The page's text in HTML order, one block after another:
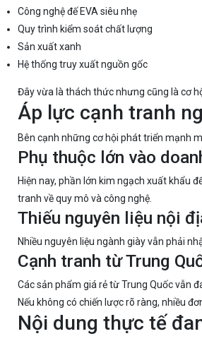
Công nghệ đế EVA siêu nhẹ
Quy trình kiểm soát chất lượng
Sản xuất xanh
Hệ thống truy xuất nguồn gốc
Đây vừa là thách thức nhưng cũng là cơ
Áp lực cạnh tranh
Bên cạnh những cơ hội phát triển mạnh
Phụ thuộc lớn vào
Hiện nay, phần lớn kim ngạch xuất khẩu
tranh về quy mô và công nghệ.
Thiếu nguyên liệu nội
Nhiều nguyên liệu ngành giày vẫn phải
Cạnh tranh từ Trung
Các sản phẩm giá rẻ từ Trung Quốc vẫn
Nếu không có chiến lược rõ ràng, nhiều
Nội dung thực tế